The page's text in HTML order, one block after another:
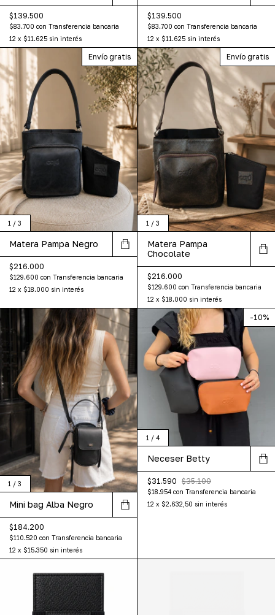
$139.500
$83.700 con Transferencia bancaria
12 x $11.625 sin interés
$139.500
$83.700 con Transferencia bancaria
12 x $11.625 sin interés
1 / 3
Envío gratis
Matera Pampa Negro
$216.000
$129.600 con Transferencia bancaria
12 x $18.000 sin interés
1 / 3
Envío gratis
Matera Pampa
Chocolate
$216.000
$129.600 con Transferencia bancaria
12 x $18.000 sin interés
1 / 3
Mini bag Alba Negro
$184.200
$110.520 con Transferencia bancaria
12 x $15.350 sin interés
1 / 4
-10%
Neceser Betty
$31.590 $35.100
$18.954 con Transferencia bancaria
12 x $2.632,50 sin interés